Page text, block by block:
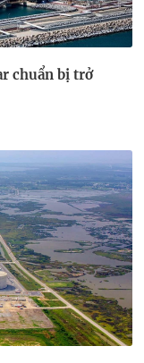
chuẩn bị trở